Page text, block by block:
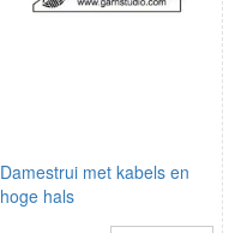
Damestrui met kabels en
hoge hals